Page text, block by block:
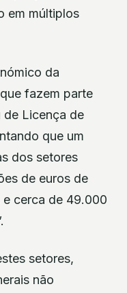
em múltiplos
da
fazem parte
de Licença de
que um
dos setores
de euros de
cerca de 49.000
setores,
não